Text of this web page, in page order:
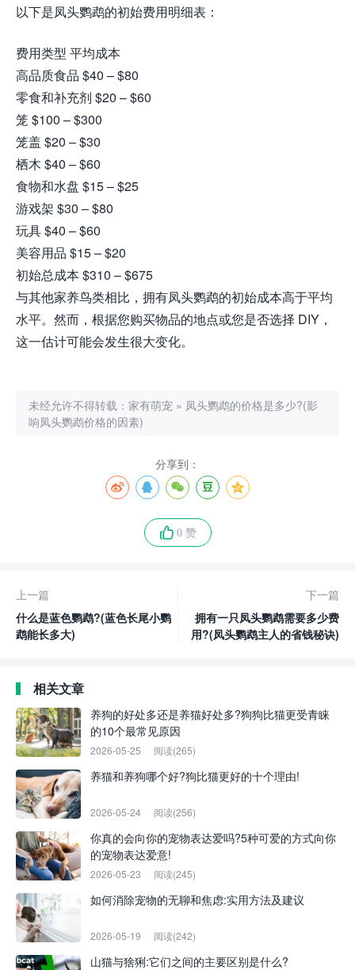
以下是凤头鹦鹉的初始费用明细表：
费用类型 平均成本
高品质食品 $40 – $80
零食和补充剂 $20 – $60
笼 $100 – $300
笼盖 $20 – $30
栖木 $40 – $60
食物和水盘 $15 – $25
游戏架 $30 – $80
玩具 $40 – $60
美容用品 $15 – $20
初始总成本 $310 – $675
与其他家养鸟类相比，拥有凤头鹦鹉的初始成本高于平均
水平。然而，根据您购买物品的地点或您是否选择 DIY，
这一估计可能会发生很大变化。
未经允许不得转载： 家有萌宠 » 凤头鹦鹉的价格是多少?(影
响凤头鹦鹉价格的因素)
分享到：
0 赞
上一篇
什么是蓝色鹦鹉?(蓝色长尾小鹦
鹉能长多大)
下一篇
拥有一只凤头鹦鹉需要多少费
用?(凤头鹦鹉主人的省钱秘诀)
相关文章
养狗的好处多还是养猫好处多?狗狗比猫更受青睐
的10个最常见原因
2026-05-25 阅读(265)
养猫和养狗哪个好?狗比猫更好的十个理由!
2026-05-24 阅读(256)
你真的会向你的宠物表达爱吗?5种可爱的方式向你
的宠物表达爱意!
2026-05-23 阅读(245)
如何消除宠物的无聊和焦虑:实用方法及建议
2026-05-19 阅读(242)
山猫与猞猁:它们之间的主要区别是什么?